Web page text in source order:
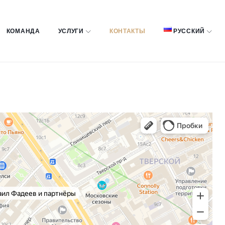
КОМАНДА УСЛУГИ КОНТАКТЫ РУССКИЙ